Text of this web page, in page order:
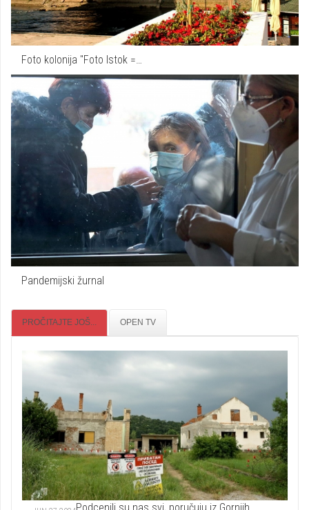
Foto kolonija "Foto Istok =…
Pandemijski žurnal
PROČITAJTE JOŠ... OPEN TV